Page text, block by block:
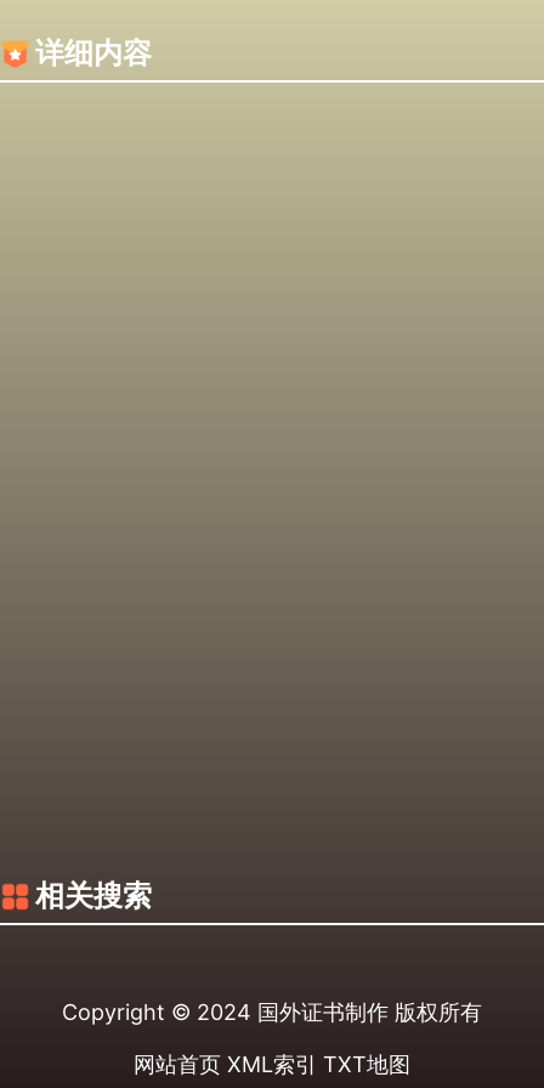
详细内容
相关搜索
Copyright © 2024 国外证书制作 版权所有
网站首页 XML索引 TXT地图